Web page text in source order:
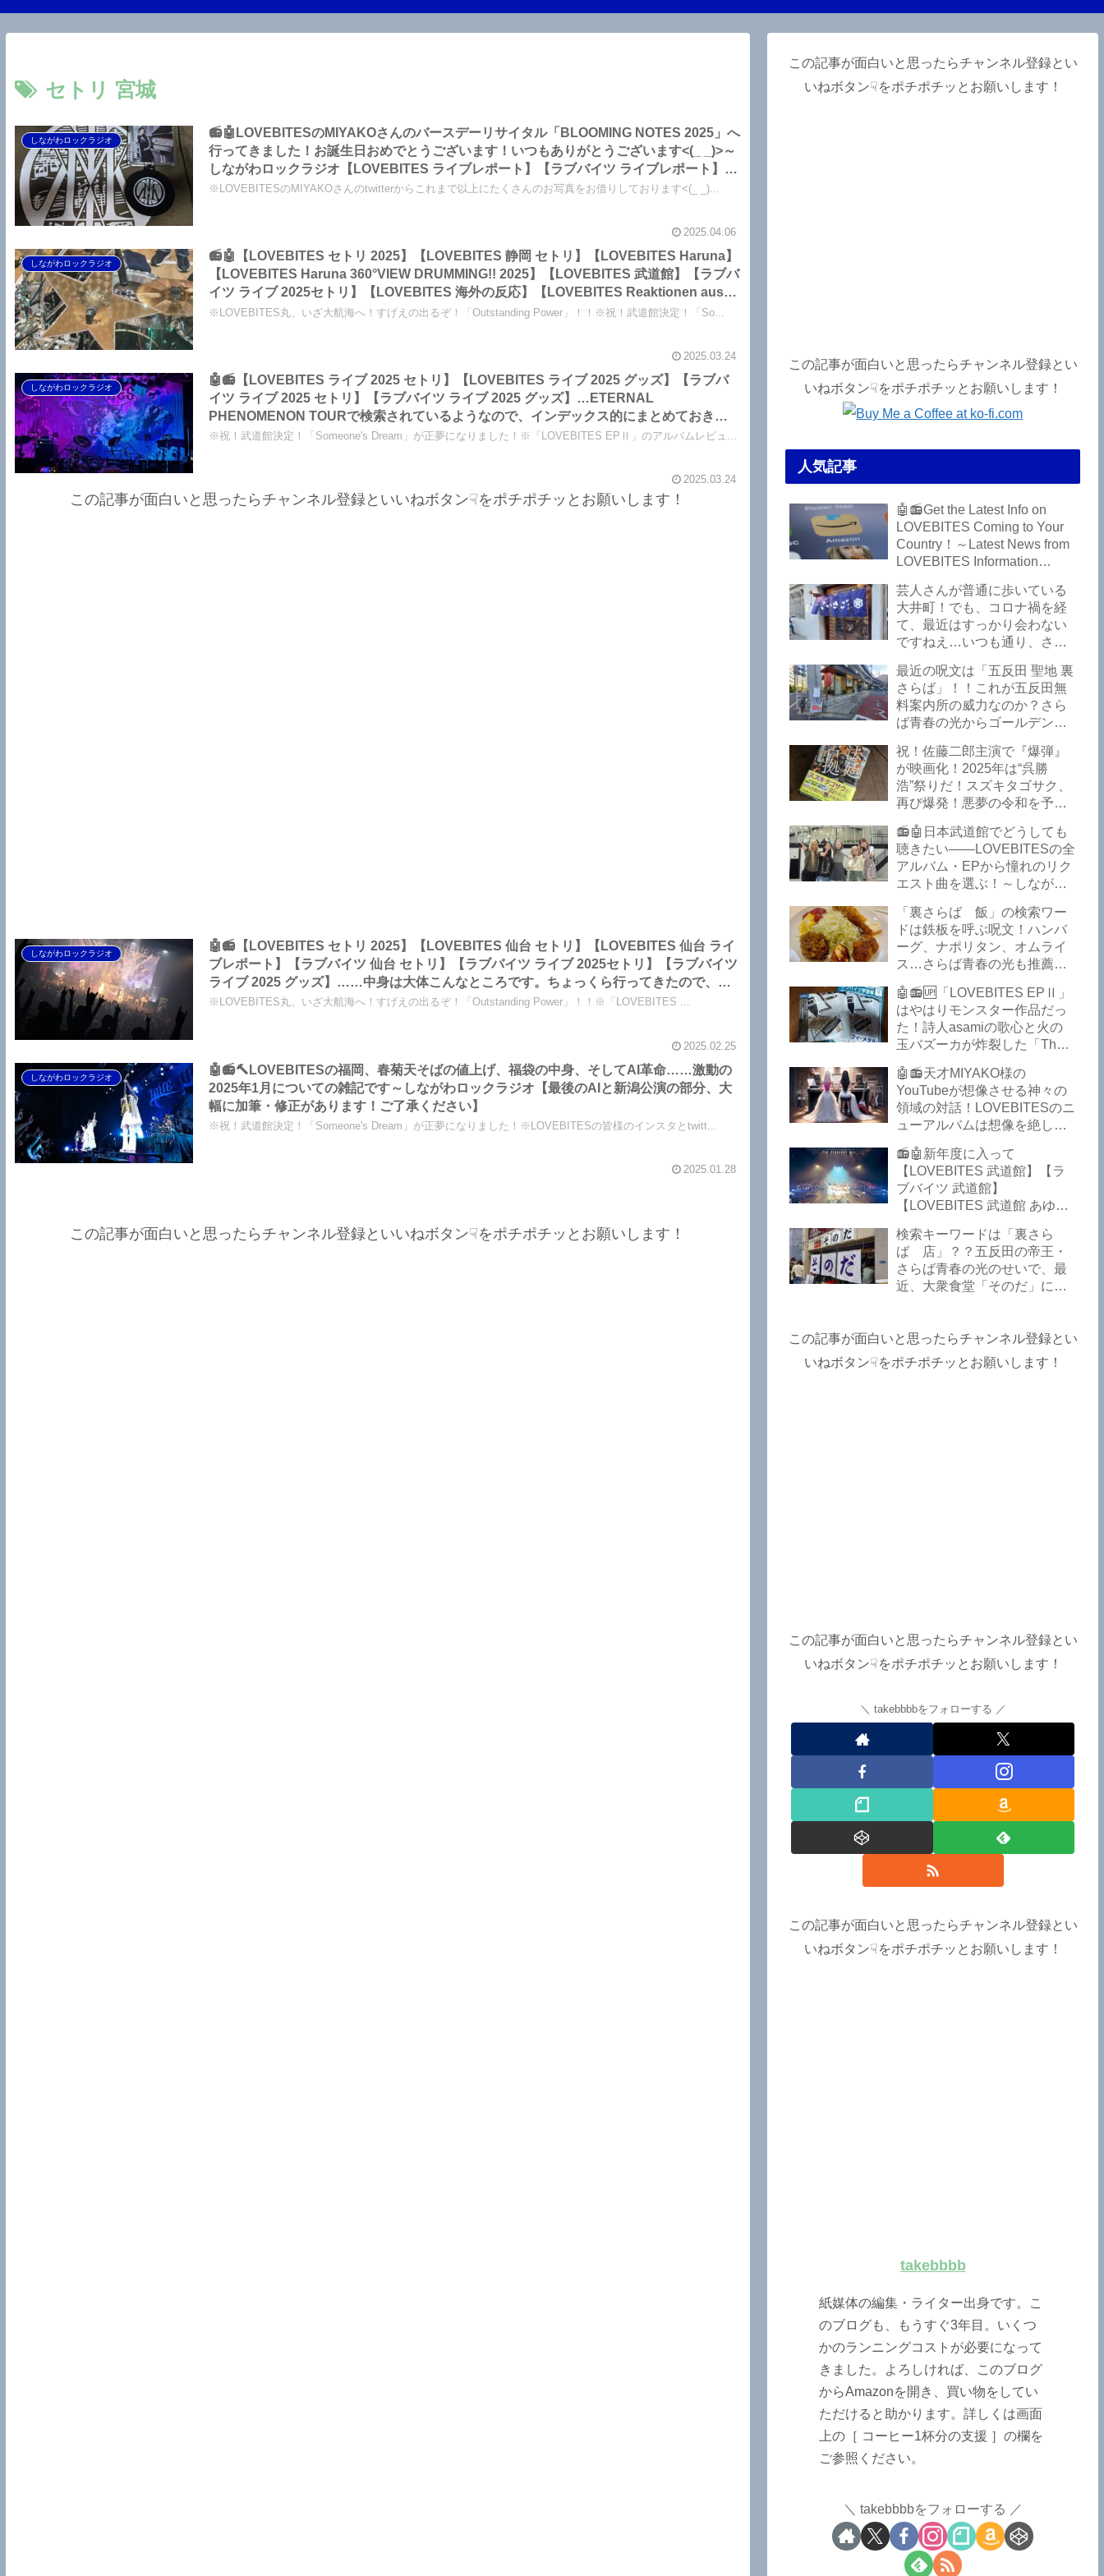
セトリ 宮城
しながわロックラジオ
📻🤖LOVEBITESのMIYAKOさんのバースデーリサイタル「BLOOMING NOTES 2025」へ
行ってきました！お誕生日おめでとうございます！いつもありがとうございます<(_ _)>～
しながわロックラジオ【LOVEBITES ライブレポート】【ラブバイツ ライブレポート】
【LOVEBITES BURRN！ 読者人気投票結果】【LOVEBITES 武道館】
※LOVEBITESのMIYAKOさんのtwitterからこれまで以上にたくさんのお写真をお借りしております<(_ _)...
2025.04.06
しながわロックラジオ
📻🤖【LOVEBITES セトリ 2025】【LOVEBITES 静岡 セトリ】【LOVEBITES Haruna】
【LOVEBITES Haruna 360°VIEW DRUMMING!! 2025】【LOVEBITES 武道館】【ラブバ
イツ ライブ 2025セトリ】【LOVEBITES 海外の反応】【LOVEBITES Reaktionen aus
Deutschland】……ドイツのみなさま、ダンケシェーン！ぜひ武道館でお会いしましょ
※LOVEBITES丸、いざ大航海へ！すげえの出るぞ！「Outstanding Power」！！※祝！武道館決定！「So...
2025.03.24
しながわロックラジオ
🤖📻【LOVEBITES ライブ 2025 セトリ】【LOVEBITES ライブ 2025 グッズ】【ラブバ
イツ ライブ 2025 セトリ】【ラブバイツ ライブ 2025 グッズ】…ETERNAL
PHENOMENON TOURで検索されているようなので、インデックス的にまとめておきま
した～しながわロックラジオ
※祝！武道館決定！「Someone's Dream」が正夢になりました！※「LOVEBITES EPⅡ」のアルバムレビュ...
2025.03.24
この記事が面白いと思ったらチャンネル登録といいねボタン☟をポチポチッとお願いします！
しながわロックラジオ
🤖📻【LOVEBITES セトリ 2025】【LOVEBITES 仙台 セトリ】【LOVEBITES 仙台 ライ
ブレポート】【ラブバイツ 仙台 セトリ】【ラブバイツ ライブ 2025セトリ】【ラブバイツ
ライブ 2025 グッズ】……中身は大体こんなところです。ちょっくら行ってきたので、杜
の都の思い出をどうぞ～しながわロックラジオ
※LOVEBITES丸、いざ大航海へ！すげえの出るぞ！「Outstanding Power」！！※「LOVEBITES ...
2025.02.25
しながわロックラジオ
🤖📻🔨LOVEBITESの福岡、春菊天そばの値上げ、福袋の中身、そしてAI革命……激動の
2025年1月についての雑記です～しながわロックラジオ【最後のAIと新潟公演の部分、大
幅に加筆・修正があります！ご了承ください】
※祝！武道館決定！「Someone's Dream」が正夢になりました！※LOVEBITESの皆様のインスタとtwitt...
2025.01.28
この記事が面白いと思ったらチャンネル登録といいねボタン☟をポチポチッとお願いします！
この記事が面白いと思ったらチャンネル登録とい
いねボタン☟をポチポチッとお願いします！
この記事が面白いと思ったらチャンネル登録とい
いねボタン☟をポチポチッとお願いします！
人気記事
🤖📻Get the Latest Info on
LOVEBITES Coming to Your
Country！～Latest News from
LOVEBITES Information
芸人さんが普通に歩いている
大井町！でも、コロナ禍を経
て、最近はすっかり会わない
ですねえ…いつも通り、さぼ
から飲んできました。私以外
にもLOVEBITESファンが数名
いるようですよ笑
最近の呪文は「五反田 聖地 裏
さらば」！！これが五反田無
料案内所の威力なのか？さら
ば青春の光からゴールデンウ
いた！激安の肉の刺し盛りが
美味い！酒もぶっちぎりで安
い！本格焼鳥 五反田「富士
屋」がオープンから３カ月で
ごった返しているぞ！【さら
ば青春の光 五反田 グルメ】
祝！佐藤二郎主演で『爆弾』
が映画化！2025年は“呉勝
浩”祭りだ！スズキタゴサク、
再び爆発！悪夢の令和を予言
２』が不気味な存在感で他を
圧倒した！異形の家族小説
『Q』も文句なしだぞ！～
2025年版「このミステリーが
すごい！」
📻🤖日本武道館でどうしても
聴きたい――LOVEBITESの全
アルバム・EPから憧れのリク
エスト曲を選ぶ！～しながわ
武道館】【ラブバイツ 武道
館】【LOVEBITES 武道館 セ
トリ】【LOVEBITES リクエ
スト曲】【LOVEBITES
Inspire】【LOVEBITES Under
The Red Sky】【LOVEBITES
Epilogue】【LOVEBITES
Today Is The Day】
【LOVEBITES Dystopia
Symphony】【LOVEBITES
My Orion】【LOVEBITES
Lost In The Garden】
【LOVEBITES The Bell In
Of Control】【LOVEBITES
The Eve Of Change】
「裏さらば 飯」の検索ワー
ドは鉄板を呼ぶ呪文！ハンバ
ーグ、ナポリタン、オムライ
ス…さらば青春の光も推薦！
定のお子様ランチを食ってき
たよ！【さらば青春の光 五反
田 グルメ】
🤖📻🆙「LOVEBITES EPⅡ」
はやはりモンスター作品だっ
た！詩人asamiの歌心と火の
玉バズーカが炸裂した「The
のだぞ！～しながわロックラ
ジオ【追記あり】
🤖📻天才MIYAKO様の
YouTubeが想像させる神々の
領域の対話！LOVEBITESのニ
ューアルバムは想像を絶して
玉てやんでい、D-A-Dの新
曲、ブルース・ディッキンソ
ン情報などです～しながわロ
ックラジオ【追記複数あり】
📻🤖新年度に入って
【LOVEBITES 武道館】【ラ
ブバイツ 武道館】
【LOVEBITES 武道館 あゆ
リ】【ラブバイツ ライブ
2025 セトリ】【LOVEBITES
海外の反応】あたりがトレン
ドキーワードのようです。
姿がたくさん見られました
よ！～しながわロックラジオ
検索キーワードは「裏さら
ば 店」？？五反田の帝王・
さらば青春の光のせいで、最
近、大衆食堂「そのだ」に入
グルメ】
この記事が面白いと思ったらチャンネル登録とい
いねボタン☟をポチポチッとお願いします！
この記事が面白いと思ったらチャンネル登録とい
いねボタン☟をポチポチッとお願いします！
takebbbbをフォローする
この記事が面白いと思ったらチャンネル登録とい
いねボタン☟をポチポチッとお願いします！
takebbbb
紙媒体の編集・ライター出身です。こ
のブログも、もうすぐ3年目。いくつ
かのランニングコストが必要になって
きました。よろしければ、このブログ
からAmazonを開き、買い物をしてい
ただけると助かります。詳しくは画面
上の［ コーヒー1杯分の支援 ］の欄を
ご参照ください。
takebbbbをフォローする